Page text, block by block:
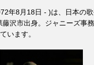
年8月18日 - )は、日本の
沢市出身。ジャニーズ事務
います。